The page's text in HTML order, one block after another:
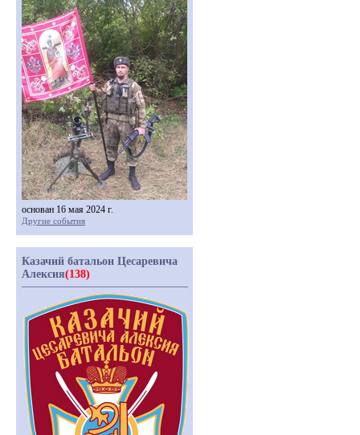
основан 16 мая 2024 г.
Другие события
Казачий батальон Цесаревича
Алексия(138)